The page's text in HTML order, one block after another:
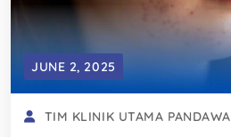
JUNE 2, 2025
TIM KLINIK UTAMA PANDAWA